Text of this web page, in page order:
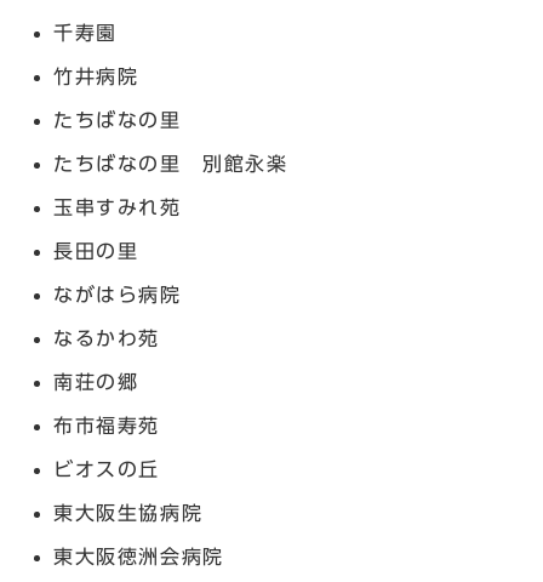
千寿園
竹井病院
たちばなの里
たちばなの里 別館永楽
玉串すみれ苑
長田の里
ながはら病院
なるかわ苑
南荘の郷
布市福寿苑
ビオスの丘
東大阪生協病院
東大阪徳洲会病院